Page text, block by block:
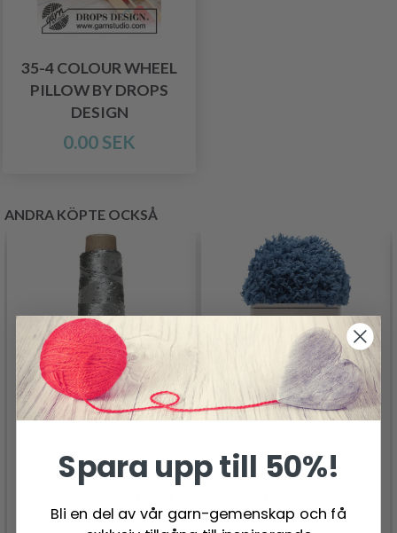
35-4 COLOUR WHEEL
PILLOW BY DROPS
DESIGN
0.00 SEK
ANDRA KÖPTE OCKSÅ
DELUXE
TEDDY
Spara upp till 50%!
Bli en del av vår garn-gemenskap och få